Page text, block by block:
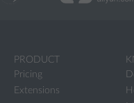
PRODUCT
Pricing
Extensions